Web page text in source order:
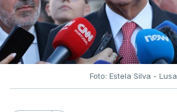
Foto: Estela Silva - Lusa